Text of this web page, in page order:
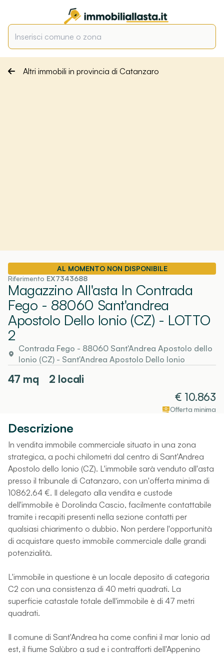
Altri immobili in provincia di Catanzaro
AL MOMENTO NON DISPONIBILE
Riferimento EX7343688
Magazzino All'asta In Contrada
Fego - 88060 Sant'andrea
Apostolo Dello Ionio (CZ) - LOTTO
2
Contrada Fego - 88060 Sant'Andrea Apostolo dello
Ionio (CZ) - Sant'Andrea Apostolo Dello Ionio
47 mq
2 locali
€ 10.863
Offerta minima
Descrizione
In vendita immobile commerciale situato in una zona
strategica, a pochi chilometri dal centro di Sant'Andrea
Apostolo dello Ionio (CZ). L'immobile sarà venduto all'asta
presso il tribunale di Catanzaro, con un'offerta minima di
10862.64 €. Il delegato alla vendita e custode
dell'immobile è Dorolinda Cascio, facilmente contattabile
tramite i recapiti presenti nella sezione contatti per
qualsiasi chiarimento o dubbio. Non perdere l'opportunità
di acquistare questo immobile commerciale dalle grandi
potenzialità.
L'immobile in questione è un locale deposito di categoria
C2 con una consistenza di 40 metri quadrati. La
superficie catastale totale dell'immobile è di 47 metri
quadrati.
Il comune di Sant'Andrea ha come confini il mar Ionio ad
est, il fiume Salùbro a sud e i contrafforti dell'Appenino